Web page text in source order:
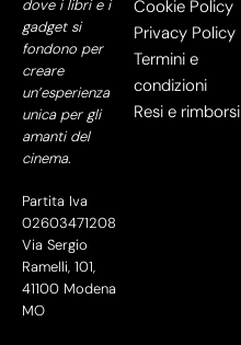
dove i libri e i
gadget si
fondono per
creare
un’esperienza
unica per gli
amanti del
cinema.
Partita Iva
02603471208
Via Sergio
Ramelli, 101,
41100 Modena
MO
Cookie Policy
Privacy Policy
Termini e
condizioni
Resi e rimborsi